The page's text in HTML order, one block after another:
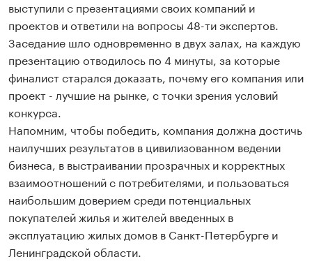
выступили с презентациями своих компаний и
проектов и ответили на вопросы 48-ти экспертов.
Заседание шло одновременно в двух залах, на каждую
презентацию отводилось по 4 минуты, за которые
финалист старался доказать, почему его компания или
проект - лучшие на рынке, с точки зрения условий
конкурса.
Напомним, чтобы победить, компания должна достичь
наилучших результатов в цивилизованном ведении
бизнеса, в выстраивании прозрачных и корректных
взаимоотношений с потребителями, и пользоваться
наибольшим доверием среди потенциальных
покупателей жилья и жителей введенных в
эксплуатацию жилых домов в Санкт-Петербурге и
Ленинградской области.